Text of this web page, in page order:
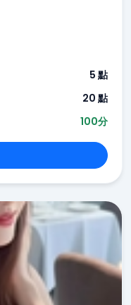
5 點
20 點
100分